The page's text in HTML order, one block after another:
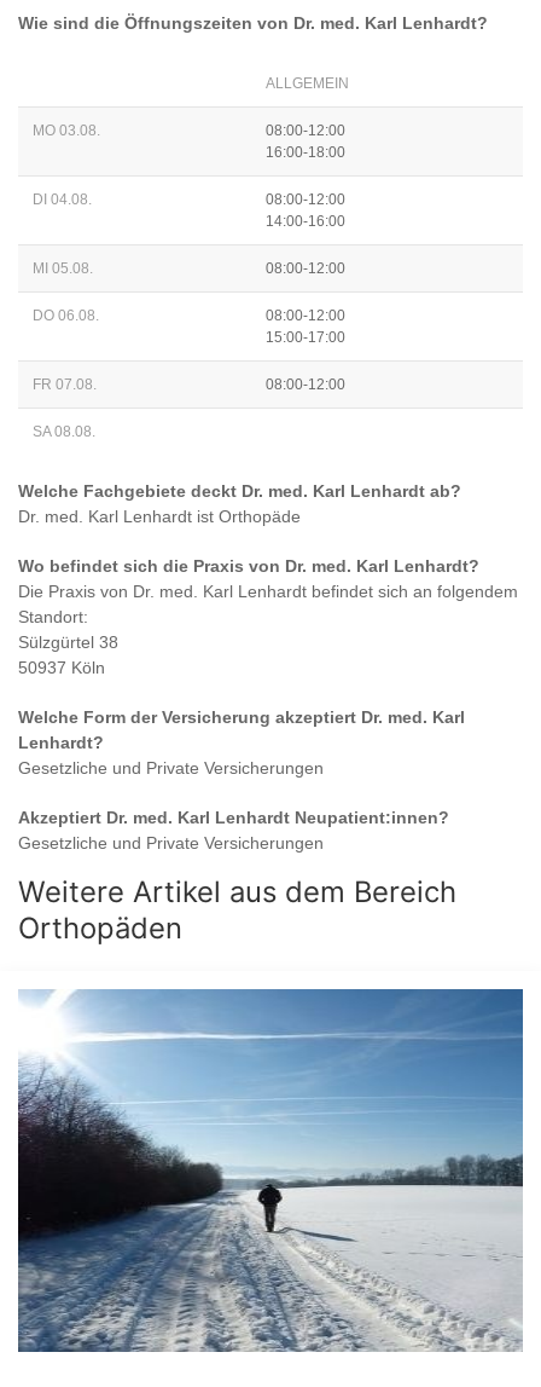
Wie sind die Öffnungszeiten von Dr. med. Karl Lenhardt?
ALLGEMEIN
MO 03.08.
08:00-12:00
16:00-18:00
DI 04.08.
08:00-12:00
14:00-16:00
MI 05.08. 08:00-12:00
DO 06.08.
08:00-12:00
15:00-17:00
FR 07.08. 08:00-12:00
SA 08.08.
Welche Fachgebiete deckt Dr. med. Karl Lenhardt ab?
Dr. med. Karl Lenhardt ist Orthopäde
Wo befindet sich die Praxis von Dr. med. Karl Lenhardt?
Die Praxis von Dr. med. Karl Lenhardt befindet sich an folgendem
Standort:
Sülzgürtel 38
50937 Köln
Welche Form der Versicherung akzeptiert Dr. med. Karl
Lenhardt?
Gesetzliche und Private Versicherungen
Akzeptiert Dr. med. Karl Lenhardt Neupatient:innen?
Gesetzliche und Private Versicherungen
Weitere Artikel aus dem Bereich
Orthopäden